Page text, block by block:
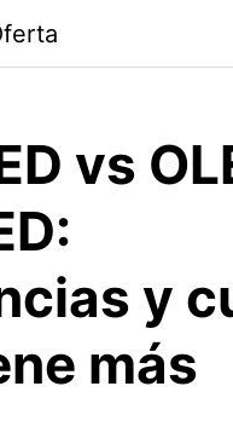
vs
y
más